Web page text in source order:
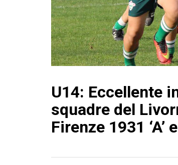
U14: Eccellente
squadre del
Firenze 1931 ‘A’ e